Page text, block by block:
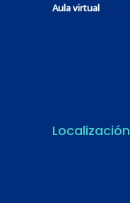
Aula virtual
Localización